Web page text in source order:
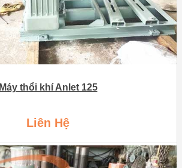
Máy thổi khí Anlet 125
Liên Hệ